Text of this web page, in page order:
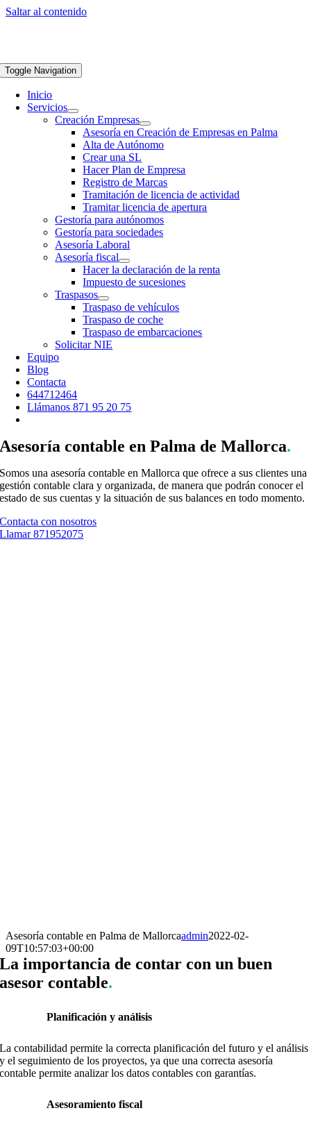
Saltar al contenido
Toggle Navigation
Inicio
Servicios
Creación Empresas
Asesoría en Creación de Empresas en Palma
Alta de Autónomo
Crear una SL
Hacer Plan de Empresa
Registro de Marcas
Tramitación de licencia de actividad
Tramitar licencia de apertura
Gestoría para autónomos
Gestoría para sociedades
Asesoría Laboral
Asesoría fiscal
Hacer la declaración de la renta
Impuesto de sucesiones
Traspasos
Traspaso de vehículos
Traspaso de coche
Traspaso de embarcaciones
Solicitar NIE
Equipo
Blog
Contacta
644712464
Llámanos 871 95 20 75
Asesoría contable en Palma de Mallorca.
Somos una asesoría contable en Mallorca que ofrece a sus clientes una
gestión contable clara y organizada, de manera que podrán conocer el
estado de sus cuentas y la situación de sus balances en todo momento.
Contacta con nosotros
Llamar 871952075
Asesoría contable en Palma de Mallorcaadmin2022-02-
09T10:57:03+00:00
La importancia de contar con un buen
asesor contable.
Planificación y análisis
La contabilidad permite la correcta planificación del futuro y el análisis
y el seguimiento de los proyectos, ya que una correcta asesoría
contable permite analizar los datos contables con garantías.
Asesoramiento fiscal